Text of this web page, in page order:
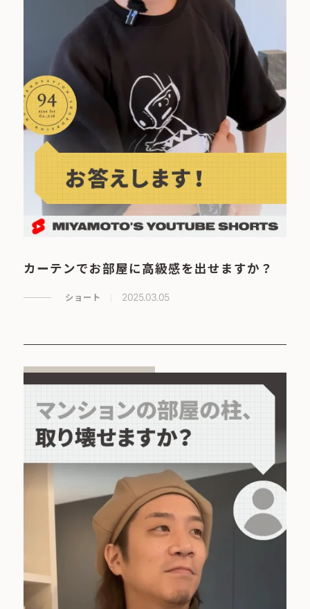
カーテンでお部屋に高級感を出せますか？
ショート 2025.03.05